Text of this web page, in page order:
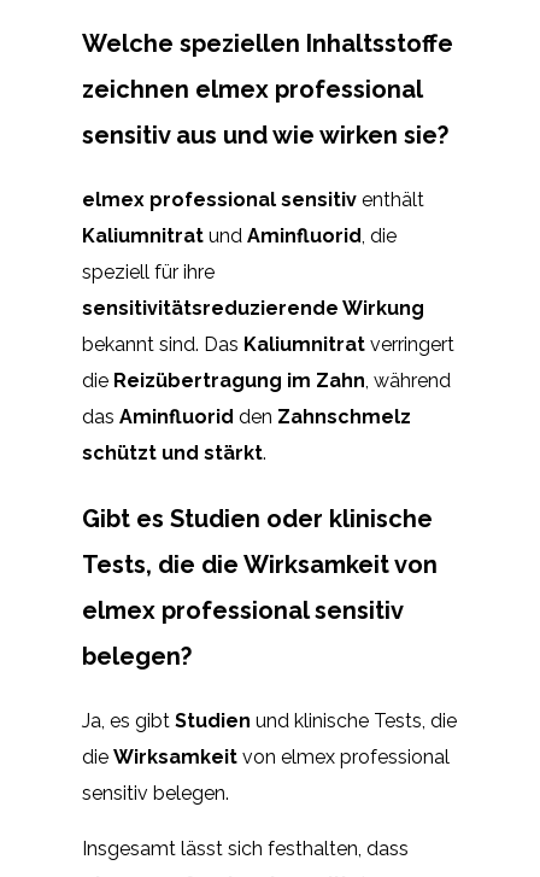
Welche speziellen Inhaltsstoffe
zeichnen elmex professional
sensitiv aus und wie wirken sie?
elmex professional sensitiv enthält
Kaliumnitrat und Aminfluorid, die
speziell für ihre
sensitivitätsreduzierende Wirkung
bekannt sind. Das Kaliumnitrat verringert
die Reizübertragung im Zahn, während
das Aminfluorid den Zahnschmelz
schützt und stärkt.
Gibt es Studien oder klinische
Tests, die die Wirksamkeit von
elmex professional sensitiv
belegen?
Ja, es gibt Studien und klinische Tests, die
die Wirksamkeit von elmex professional
sensitiv belegen.
Insgesamt lässt sich festhalten, dass